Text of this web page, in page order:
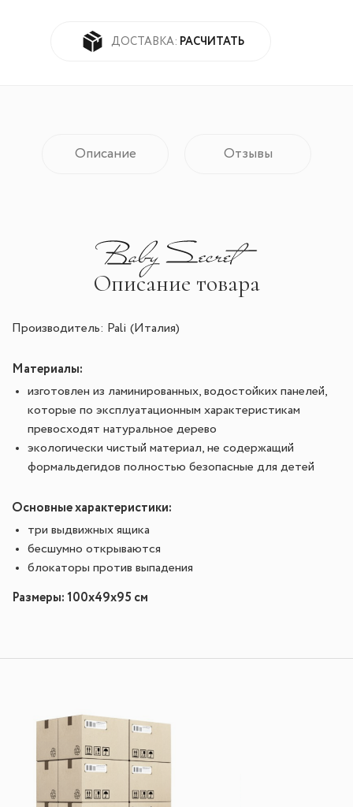
ДОСТАВКА: РАСЧИТАТЬ
Описание Отзывы
Описание товара
Производитель: Pali (Италия)
Материалы:
изготовлен из ламинированных, водостойких панелей,
которые по эксплуатационным характеристикам
превосходят натуральное дерево
экологически чистый материал, не содержащий
формальдегидов полностью безопасные для детей
Основные характеристики:
три выдвижных ящика
бесшумно открываются
блокаторы против выпадения
Размеры: 100х49х95 см